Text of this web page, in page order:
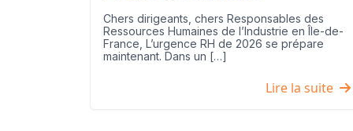
Chers dirigeants, chers Responsables des
Ressources Humaines de l’Industrie en Île-de-
France, L’urgence RH de 2026 se prépare
maintenant. Dans un […]
Lire la suite